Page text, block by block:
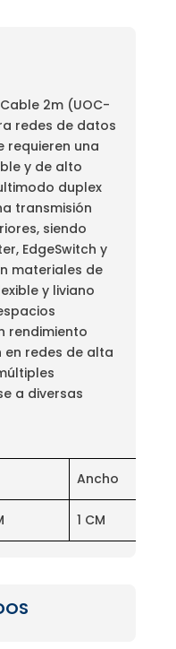
Cable 2m (UOC-
redes de datos
requieren una
y de alto
duplex
transmisión
siendo
EdgeSwitch y
materiales de
y liviano
rendimiento
redes de alta
a diversas
Ancho
1 CM